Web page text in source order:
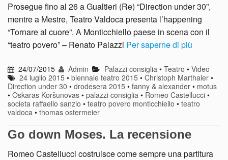
Prosegue fino al 26 a Gualtieri (Re) “Direction under 30”,
mentre a Mestre, Teatro Valdoca presenta l’happening
“Tornare al cuore”. A Monticchiello paese in scena con il
“teatro povero” – Renato Palazzi Per saperne di più
24/07/2015 Admin Palazzi consiglia• Teatro • Video
24 luglio 2015 •biennale teatro 2015 •Christoph Marthaler •
Direction under 30 • drodesera 2015 • fanny & alexander • motus
• Oskaras Koršunovas • palazzi consiglia • Romeo Castellucci •
societa raffaello sanzio • teatro povero monticchiello • teatro
valdoca • thomas ostermeier
Go down Moses. La recensione
Romeo Castellucci costruisce come sempre una partitura